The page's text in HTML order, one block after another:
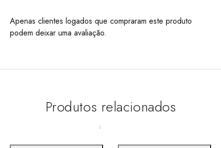
Apenas clientes logados que compraram este produto
podem deixar uma avaliação.
Produtos relacionados